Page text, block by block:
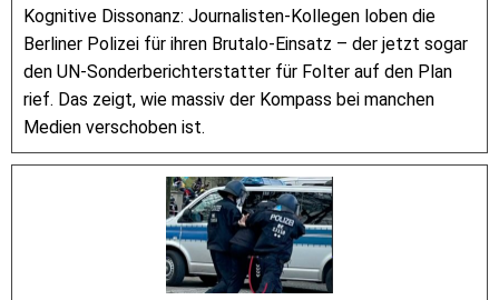
Kognitive Dissonanz: Journalisten-Kollegen loben die
Berliner Polizei für ihren Brutalo-Einsatz – der jetzt sogar
den UN-Sonderberichterstatter für Folter auf den Plan
rief. Das zeigt, wie massiv der Kompass bei manchen
Medien verschoben ist.